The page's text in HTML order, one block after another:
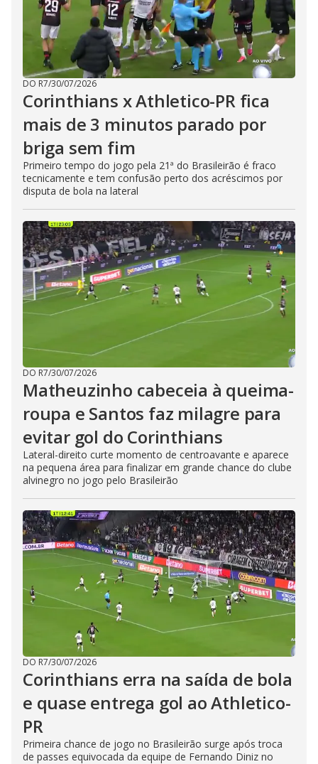
DO R7/30/07/2026
Corinthians x Athletico-PR fica
mais de 3 minutos parado por
briga sem fim
Primeiro tempo do jogo pela 21ª do Brasileirão é fraco
tecnicamente e tem confusão perto dos acréscimos por
disputa de bola na lateral
DO R7/30/07/2026
Matheuzinho cabeceia à queima-
roupa e Santos faz milagre para
evitar gol do Corinthians
Lateral-direito curte momento de centroavante e aparece
na pequena área para finalizar em grande chance do clube
alvinegro no jogo pelo Brasileirão
DO R7/30/07/2026
Corinthians erra na saída de bola
e quase entrega gol ao Athletico-
PR
Primeira chance de jogo no Brasileirão surge após troca
de passes equivocada da equipe de Fernando Diniz no